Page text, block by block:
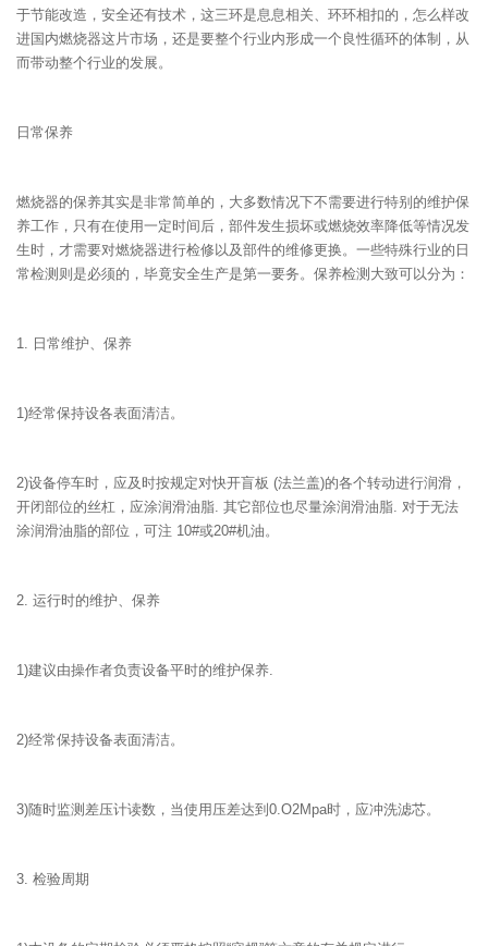
于节能改造，安全还有技术，这三环是息息相关、环环相扣的，怎么样改
进国内燃烧器这片市场，还是要整个行业内形成一个良性循环的体制，从
而带动整个行业的发展。
日常保养
燃烧器的保养其实是非常简单的，大多数情况下不需要进行特别的维护保
养工作，只有在使用一定时间后，部件发生损坏或燃烧效率降低等情况发
生时，才需要对燃烧器进行检修以及部件的维修更换。一些特殊行业的日
常检测则是必须的，毕竟安全生产是第一要务。保养检测大致可以分为：
1. 日常维护、保养
1)经常保持设各表面清洁。
2)设备停车时，应及时按规定对快开盲板 (法兰盖)的各个转动进行润滑，
开闭部位的丝杠，应涂润滑油脂. 其它部位也尽量涂润滑油脂. 对于无法
涂润滑油脂的部位，可注 10#或20#机油。
2. 运行时的维护、保养
1)建议由操作者负责设备平时的维护保养.
2)经常保持设备表面清洁。
3)随时监测差压计读数，当使用压差达到0.O2Mpa时，应冲洗滤芯。
3. 检验周期